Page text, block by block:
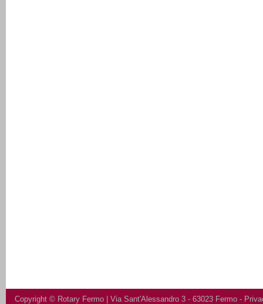
Copyright © Rotary Fermo | Via Sant'Alessandro 3 - 63023 Fermo -